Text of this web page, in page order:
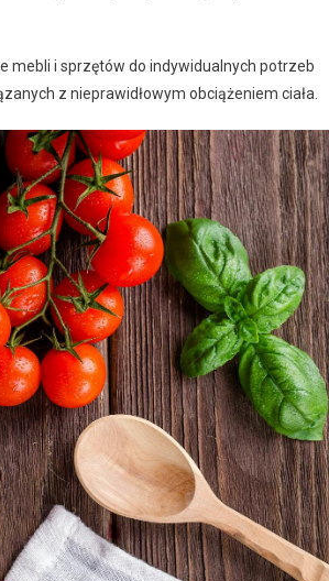
mebli i sprzętów do indywidualnych potrzeb
z nieprawidłowym obciążeniem ciała.